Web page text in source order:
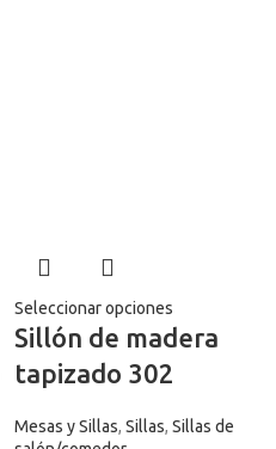
Seleccionar opciones
Sillón de madera
tapizado 302
Mesas y Sillas, Sillas, Sillas de